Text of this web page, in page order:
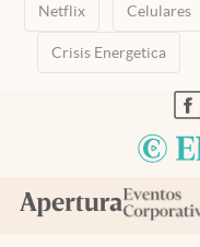
Netflix Celulares
Crisis Energetica